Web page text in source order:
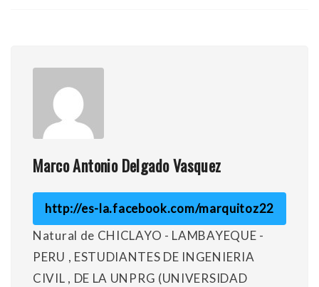
Marco Antonio Delgado Vasquez
http://es-la.facebook.com/marquitoz22
Natural de CHICLAYO - LAMBAYEQUE -
PERU , ESTUDIANTES DE INGENIERIA
CIVIL , DE LA UNPRG (UNIVERSIDAD